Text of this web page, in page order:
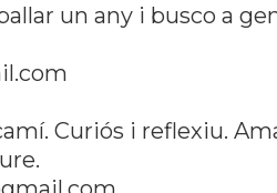
un any i busco a
Curiós i reflexiu.